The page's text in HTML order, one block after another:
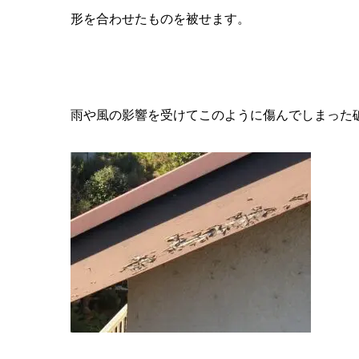
形を合わせたものを被せます。
雨や風の影響を受けてこのように傷んでしまった